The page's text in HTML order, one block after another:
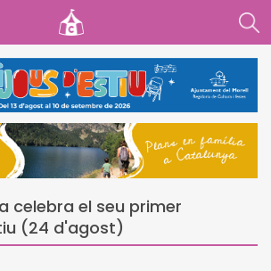
celebra el seu primer
(24 d'agost)